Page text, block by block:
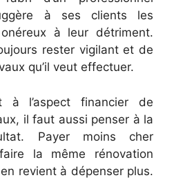
à ses clients les
à leur détriment.
rester vigilant et de
qu’il veut effectuer.
à l’aspect financier de
il faut aussi penser à la
Payer moins cher
la même rénovation
revient à dépenser plus.